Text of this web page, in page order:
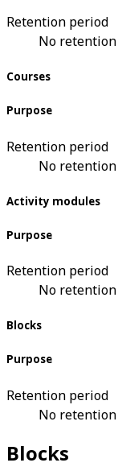
Retention period
No
Courses
Purpose
Retention period
No
Activity modules
Purpose
Retention period
No
Blocks
Purpose
Retention period
No
Blocks